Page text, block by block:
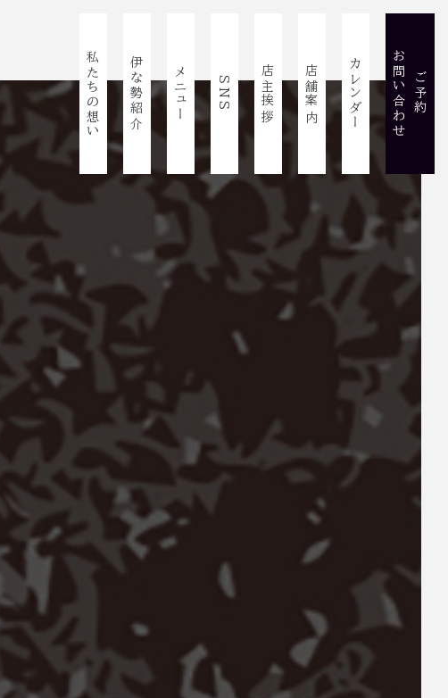
私たちの想い 伊な勢紹介 メニュー SNS 店主挨拶 店舗案内 カレンダー ご予約
お問い合わせ